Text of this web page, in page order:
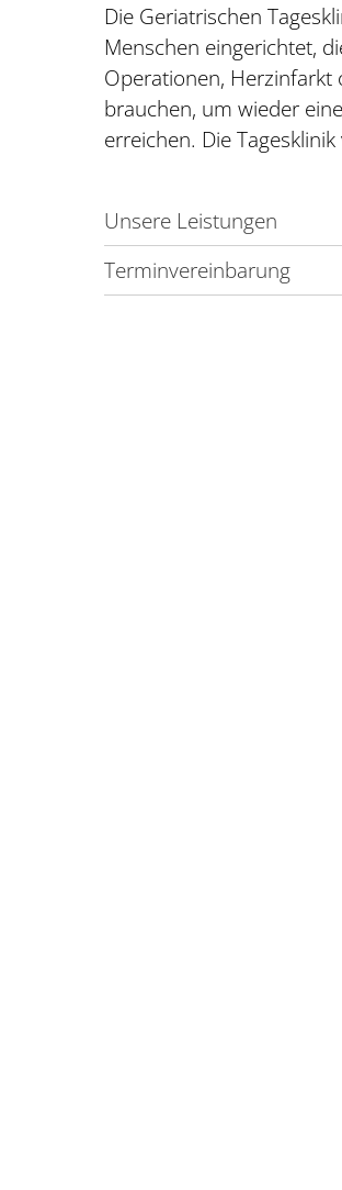
Die Geriatrischen
Menschen eingerichtet,
Operationen, Herzinfarkt
brauchen, um wieder
erreichen. Die
Unsere Leistungen
Terminvereinbarung